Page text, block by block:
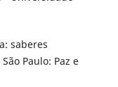
saberes
Paulo: Paz e